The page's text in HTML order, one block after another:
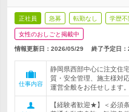
正社員 急募 転勤なし 学歴不
女性のおしごと掲載中
情報更新日：2026/05/29 終了予定日：
仕事内容
静岡県西部中心に注文住
質・安全管理、施主様対
運営全般をお任せします。
【経験者歓迎★】＜必須